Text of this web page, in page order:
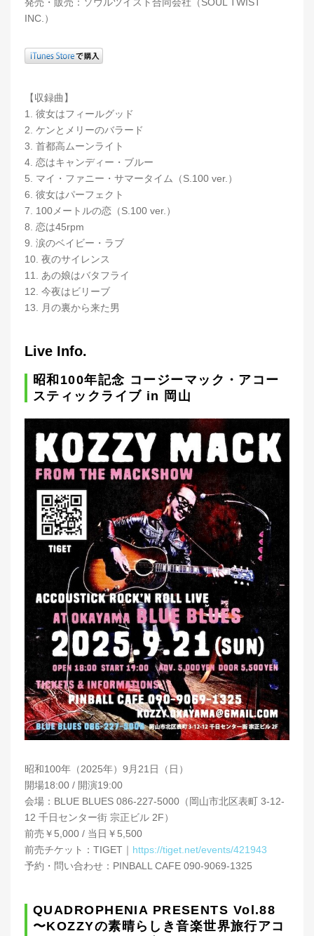
INC.）
【収録曲】
1. 彼女はフィールグッド
2. ケンとメリーのバラード
3. 首都高ムーンライト
4. 恋はキャンディー・ブルー
5. マイ・ファニー・サマータイム（S.100 ver.）
6. 彼女はパーフェクト
7. 100メートルの恋（S.100 ver.）
8. 恋は45rpm
9. 涙のベイビー・ラブ
10. 夜のサイレンス
11. あの娘はバタフライ
12. 今夜はビリーブ
13. 月の裏から来た男
Live Info.
昭和100年記念 コージーマック・アコー
スティックライブ in 岡山
昭和100年（2025年）9月21日（日）
開場18:00 / 開演19:00
会場：BLUE BLUES 086-227-5000（岡山市北区表町 3-12-
12 千日センター街 宗正ビル 2F）
前売￥5,000 / 当日￥5,500
前売チケット：TIGET｜ https://tiget.net/events/421943
予約・問い合わせ：PINBALL CAFE 090-9069-1325
QUADROPHENIA PRESENTS Vol.88
〜KOZZYの素晴らしき音楽世界旅行アコ